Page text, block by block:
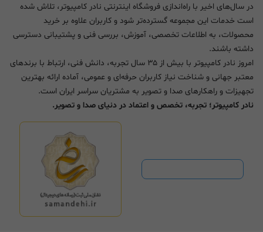
در سال‌های اخیر با راه‌اندازی فروشگاه اینترنتی نادر کامپیوتر، تلاش شده
است خدمات این مجموعه گسترده‌تر شود و کاربران علاوه بر خرید
محصولات، به اطلاعات تخصصی، آموزش، بررسی فنی و پشتیبانی دسترسی
داشته باشند.
امروز نادر کامپیوتر با بیش از ۳۵ سال تجربه، دانش فنی، ارتباط با برندهای
معتبر جهانی و شناخت نیاز کاربران حرفه‌ای و عمومی، آماده ارائه بهترین
تجهیزات و راهکارهای صدا و تصویر به مشتریان سراسر ایران است.
نادر کامپیوتر؛ تجربه، تخصص و اعتماد در دنیای صدا و تصویر.